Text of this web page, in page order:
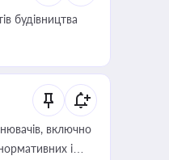
будівництва
включно
і